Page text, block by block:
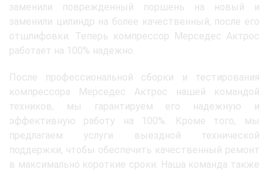
заменили поврежденный поршень на новый и
заменили цилиндр на более качественный, после его
отшлифовки. Теперь компрессор Мерседес Актрос
работает на 100% надежно.
После профессиональной сборки и тестирования
компрессора Мерседес Актрос нашей командой
техников, мы гарантируем его надежную и
эффективную работу на 100%. Кроме того, мы
предлагаем услуги выездной технической
поддержки, чтобы обеспечить качественный ремонт
в максимально короткие сроки. Наша команда также